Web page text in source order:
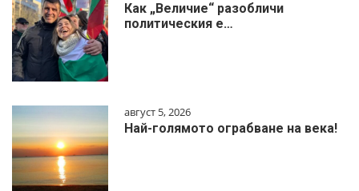
Как „Величие“ разобличи
политическия е…
август 5, 2026
Най-голямото ограбване на века!